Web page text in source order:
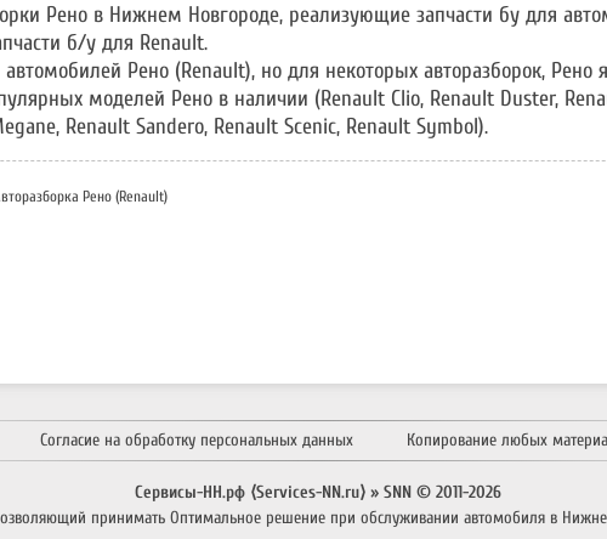
Рено в Нижнем Новгороде, реализующие запчасти бу для
б/у для Renault.
Рено (Renault), но для некоторых авторазборок,
моделей Рено в наличии (Renault Clio, Renault Duster,
Renault Sandero, Renault Scenic, Renault Symbol).
Рено (Renault)
Согласие на обработку персональных данных Копирование любых
Сервисы-НН.рф ⟨Services-NN.ru⟩ » SNN © 2011-2026
принимать Оптимальное решениепри обслуживании автомобиля в